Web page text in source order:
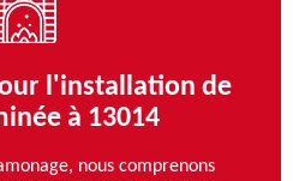
l'installation de
à 13014
nous comprenons